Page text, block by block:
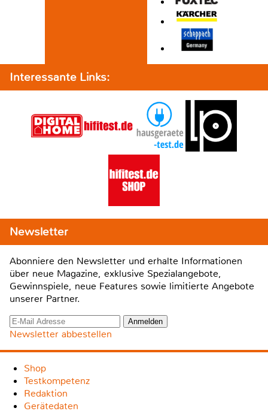
Interessante Links:
Newsletter
Abonniere den Newsletter und erhalte Informationen
über neue Magazine, exklusive Spezialangebote,
Gewinnspiele, neue Features sowie limitierte Angebote
unserer Partner.
Newsletter abbestellen
Shop
Testkompetenz
Redaktion
Gerätedaten